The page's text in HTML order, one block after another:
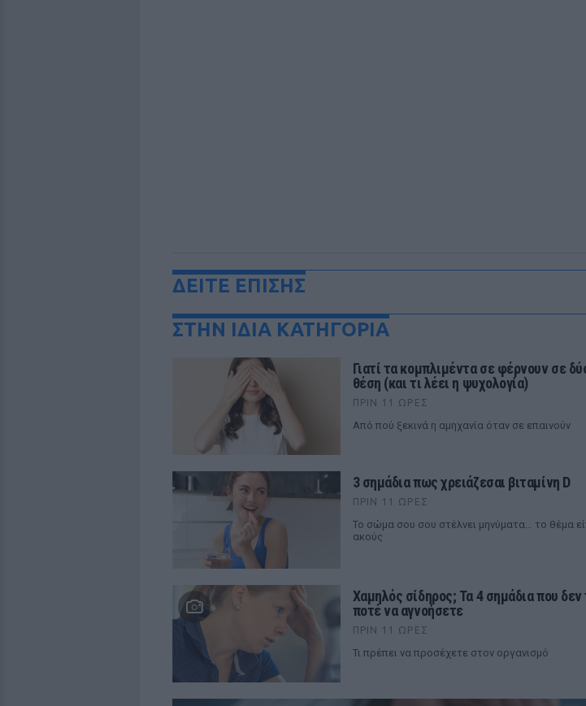
ΔΕΙΤΕ ΕΠΙΣΗΣ
ΣΤΗΝ ΙΔΙΑ ΚΑΤΗΓΟΡΙΑ
Γιατί τα κομπλιμέντα σε φέρνουν σε
θέση (και τι λέει η ψυχολογία)
ΠΡΙΝ 11 ΏΡΕΣ
Από πού ξεκινά η αμηχανία όταν σε επαινούν
3 σημάδια πως χρειάζεσαι βιταμίνη D
ΠΡΙΝ 11 ΏΡΕΣ
Το σώμα σου σου στέλνει μηνύματα… το θέμα
ακούς
Χαμηλός σίδηρος; Τα 4 σημάδια που δεν
ποτέ να αγνοήσετε
ΠΡΙΝ 11 ΏΡΕΣ
Τι πρέπει να προσέχετε στον οργανισμό